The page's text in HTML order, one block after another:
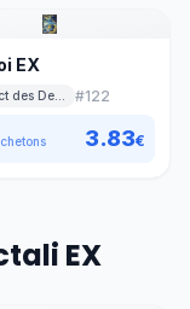
EX
#122
3.83€
EX